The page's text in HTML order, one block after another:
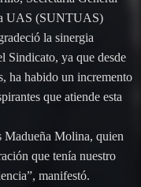
UAS (SUNTUAS)
la sinergia
Sindicato, ya que desde
ha habido un incremento
que atiende esta
Madueña Molina, quien
que tenía nuestro
manifestó.